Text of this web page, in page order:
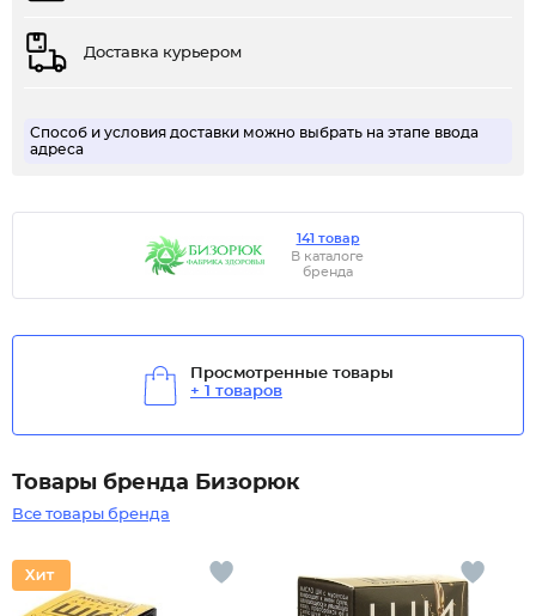
Доставка курьером
Способ и условия доставки можно выбрать на этапе ввода
адреса
141 товар
В каталоге
бренда
Просмотренные товары
+ 1 товаров
Товары бренда Бизорюк
Все товары бренда